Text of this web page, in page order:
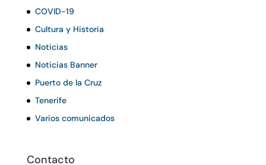
COVID-19
Cultura y Historia
Noticias
Noticias Banner
Puerto de la Cruz
Tenerife
Varios comunicados
Contacto